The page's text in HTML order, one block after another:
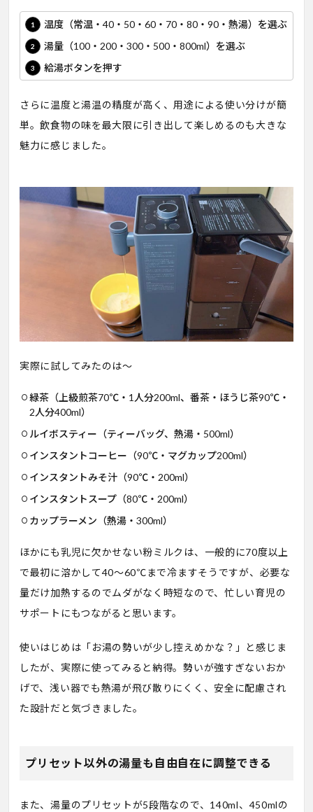
温度（常温・40・50・60・70・80・90・熱湯）を選ぶ
湯量（100・200・300・500・800ml）を選ぶ
給湯ボタンを押す
さらに温度と湯温の精度が高く、用途による使い分けが簡
単。飲食物の味を最大限に引き出して楽しめるのも大きな
魅力に感じました。
実際に試してみたのは〜
緑茶（上級煎茶70℃・1人分200ml、番茶・ほうじ茶90℃・
2人分400ml）
ルイボスティー（ティーバッグ、熱湯・500ml）
インスタントコーヒー（90℃・マグカップ200ml）
インスタントみそ汁（90℃・200ml）
インスタントスープ（80℃・200ml）
カップラーメン（熱湯・300ml）
ほかにも乳児に欠かせない粉ミルクは、一般的に70度以上
で最初に溶かして40〜60℃まで冷ますそうですが、必要な
量だけ加熱するのでムダがなく時短なので、忙しい育児の
サポートにもつながると思います。
使いはじめは「お湯の勢いが少し控えめかな？」と感じま
したが、実際に使ってみると納得。勢いが強すぎないおか
げで、浅い器でも熱湯が飛び散りにくく、安全に配慮され
た設計だと気づきました。
プリセット以外の湯量も自由自在に調整できる
また、湯量のプリセットが5段階なので、140ml、450mlの